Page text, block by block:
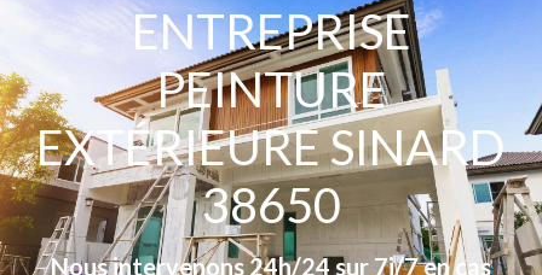
ENTREPRISE
PEINTURE
EXTÉRIEURE SINARD
38650
Nous intervenons 24h/24 sur 7j/7 en cas